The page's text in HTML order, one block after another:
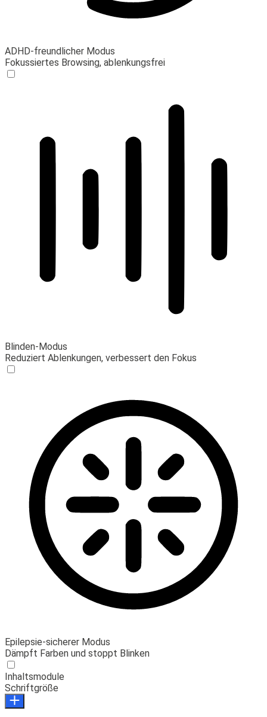
ADHD-freundlicher Modus
Fokussiertes Browsing, ablenkungsfrei
Blinden-Modus
Reduziert Ablenkungen, verbessert den Fokus
Epilepsie-sicherer Modus
Dämpft Farben und stoppt Blinken
Inhaltsmodule
Schriftgröße